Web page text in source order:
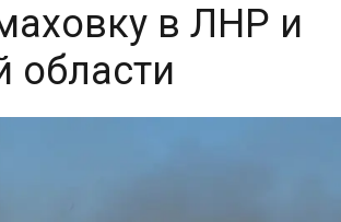
в ЛНР и
области